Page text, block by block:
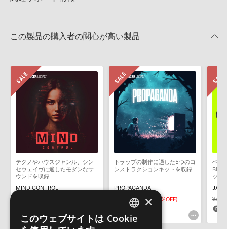
きます際には、NTFSやHFS＋でフォーマットされたHDDをご用意
いただく必要がございます。
知らせするメールの2通が送信されます。メールに記載されており
ます説明に沿って、製品のダウンロード／導入を行って下さい。
サンプルパック製品には、原則として日本語版操作マニュアルをご
用意しておりません。ご購入後のご不明点や詳細に関するお問い合
わせなどはテクニカルサポート
までご連絡ください。
デモソングは、製品収録サウンドを使ってできることを紹介するた
めのデモンストレーション用の楽曲です。原則として、デモソング
そのものをお使いいただくことはできません。また、デモソングを
構成する全てのサウンドが、サンプルパックに含まれていることを
保証するものではありません。
しかねます。
2022.06.06
2022.06.06
加方法
マークのついた情報は、該当する製品のご購入ユーザー様専用となって
おります。ご覧頂くには、該当する製品をご購入頂く必要がございます。
FUTURE RAVEのサポート情報
この製品の購入者の関心が高い製品
テクノやハウスジャンル、シン
セウェイヴに適したモダンなサ
ウンドを収録
MIND CONTROL
トラップの制作に適した5つのコ
ンストラクションキットを収録
PROPAGANDA
¥5,841 ¥2,920(50%OFF)
146pt
ベテ
ップ
JACK
ENGLISH
×
このウェブサイトは Cookie